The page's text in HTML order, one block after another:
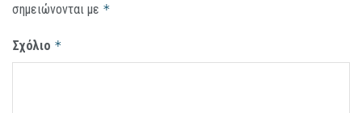
σημειώνονται με *
Σχόλιο *